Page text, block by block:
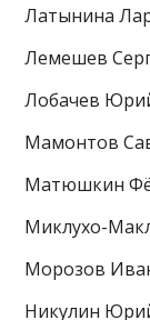
Латынина
Лемешев
Лобачев
Мамонтов
Матюшкин
Миклухо-
Морозов
Никулин